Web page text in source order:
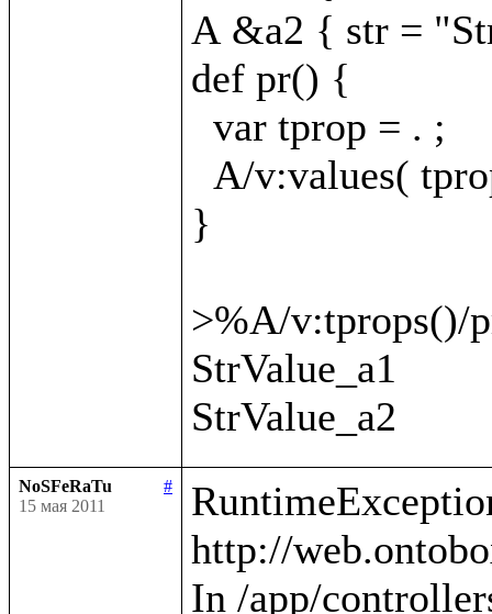
A &a2 { str =
def pr() {
var tprop = . ;
A/v:values(
}
>%A/v:tprops()/
StrValue_a1
NoSFeRaTu
#
15 мая 2011
http://
In /app/